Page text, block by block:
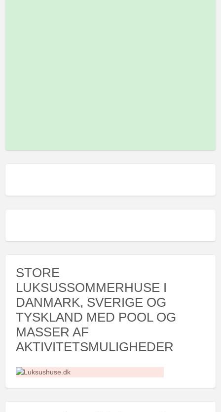
STORE
LUKSUSSOMMERHUSE I
DANMARK, SVERIGE OG
TYSKLAND MED POOL OG
MASSER AF
AKTIVITETSMULIGHEDER